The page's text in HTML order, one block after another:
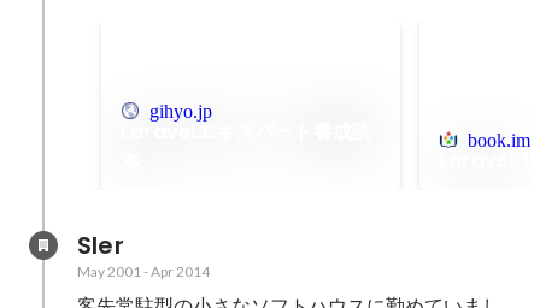
gihyo.jp
SIer
May 2001-Apr 2014